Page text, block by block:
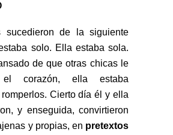
sucedieron de la siguiente
solo. Ella estaba sola.
de que otras chicas le
el corazón, ella estaba
Cierto día él y ella
y enseguida, convirtieron
y propias, en pretextos